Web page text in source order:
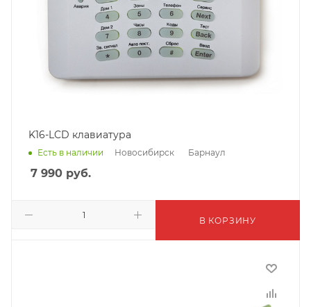
K16-LCD клавиатура
Есть в наличии Новосибирск Барнаул
7 990 руб.
В КОРЗИНУ